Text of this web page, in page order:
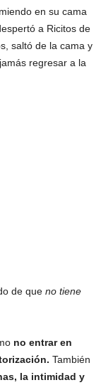
en su cama
a Ricitos de
saltó de la cama y
regresar a la
de que no tiene
no entrar en
También
la intimidad y